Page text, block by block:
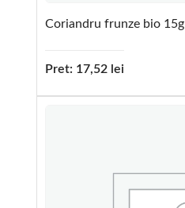
Coriandru frunze bio 15g
Pret: 17,52 lei